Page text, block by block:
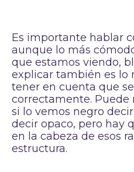
Es importante hablar
aunque lo más
que estamos viendo,
explicar también es lo
tener en cuenta que
correctamente.
si lo vemos negro
decir opaco, pero hay
en la cabeza de esos
estructura.